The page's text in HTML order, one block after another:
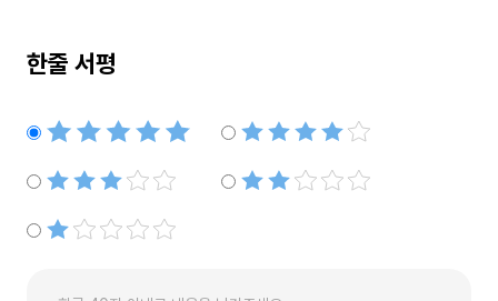
한줄 서평
별점5개 별점4개
별점3개 별점2개
별점1개